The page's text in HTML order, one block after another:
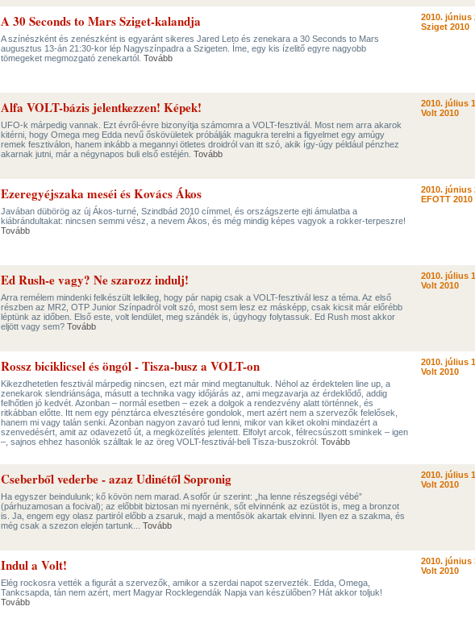
A 30 Seconds to Mars Sziget-kalandja
A színészként és zenészként is egyaránt sikeres Jared Leto és zenekara a 30 Seconds to Mars
augusztus 13-án 21:30-kor lép Nagyszínpadra a Szigeten. Íme, egy kis ízelitő egyre nagyobb
tömegeket megmozgató zenekartól. Tovább
2010. június
Sziget 2010
Alfa VOLT-bázis jelentkezzen! Képek!
UFO-k márpedig vannak. Ezt évről-évre bizonyítja számomra a VOLT-fesztivál. Most nem arra akarok
kitérni, hogy Omega meg Edda nevű őskövületek próbálják magukra terelni a figyelmet egy amúgy
remek fesztiválon, hanem inkább a megannyi ötletes droidról van itt szó, akik így-úgy például pénzhez
akarnak jutni, már a négynapos buli első estéjén. Tovább
2010. július
Volt 2010
Ezeregyéjszaka meséi és Kovács Ákos
Javában dübörög az új Ákos-turné, Szindbád 2010 címmel, és országszerte ejti ámulatba a
kiábrándultakat: nincsen semmi vész, a nevem Ákos, és még mindig képes vagyok a rokker-terpeszre!
Tovább
2010. június
EFOTT 2010
Ed Rush-e vagy? Ne szarozz indulj!
Arra remélem mindenki felkészült lelkileg, hogy pár napig csak a VOLT-fesztivál lesz a téma. Az első
részben az MR2, OTP Junior Színpadról volt szó, most sem lesz ez másképp, csak kicsit már előrébb
léptünk az időben. Első este, volt lendület, meg szándék is, úgyhogy folytassuk. Ed Rush most akkor
eljött vagy sem? Tovább
2010. július
Volt 2010
Rossz biciklicsel és öngól - Tisza-busz a VOLT-on
Kikezdhetetlen fesztivál márpedig nincsen, ezt már mind megtanultuk. Néhol az érdektelen line up, a
zenekarok slendriánsága, másutt a technika vagy időjárás az, ami megzavarja az érdeklődő, addig
felhőtlen jó kedvét. Azonban – normál esetben – ezek a dolgok a rendezvény alatt történnek, és
ritkábban előtte. Itt nem egy pénztárca elvesztésére gondolok, mert azért nem a szervezők felelősek,
hanem mi vagy talán senki. Azonban nagyon zavaró tud lenni, mikor van kiket okolni mindazért a
szenvedésért, amit az odavezető út, a megközelítés jelentett. Elfolyt arcok, félrecsúszott sminkek – igen
–, sajnos ehhez hasonlók szálltak le az öreg VOLT-fesztivál-beli Tisza-buszokról. Tovább
2010. július
Volt 2010
Cseberből vederbe - azaz Udinétől Sopronig
Ha egyszer beindulunk; kő kövön nem marad. A sofőr úr szerint: „ha lenne részegségi vébé”
(párhuzamosan a focival); az előbbit biztosan mi nyernénk, sőt elvinnénk az ezüstöt is, meg a bronzot
is. Ja, engem egy olasz partiról előbb a zsaruk, majd a mentősök akartak elvinni. Ilyen ez a szakma, és
még csak a szezon elején tartunk... Tovább
2010. július
Volt 2010
Indul a Volt!
Elég rockosra vették a figurát a szervezők, amikor a szerdai napot szervezték. Edda, Omega,
Tankcsapda, tán nem azért, mert Magyar Rocklegendák Napja van készülőben? Hát akkor toljuk!
Tovább
2010. június
Volt 2010